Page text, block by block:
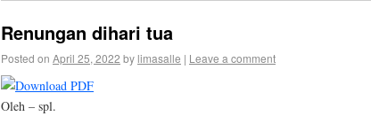
Renungan dihari tua
Posted on April 25, 2022 by limasalle | Leave a comment
Oleh – spl.